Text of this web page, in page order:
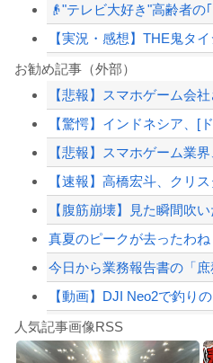
お勧め記事（外部）
【速報】高橋宏斗、クリ
真夏のピークが去ったわね
しんのすけ「ギアスを手に
人気記事画像RSS